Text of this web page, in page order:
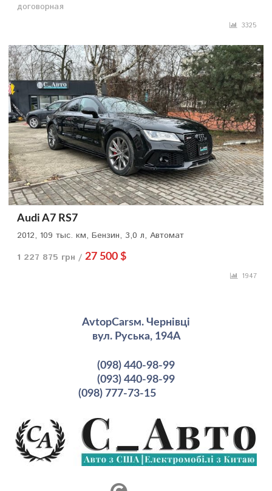
договорная
3325
Audi A7 RS7
2012, 109 тыс. км, Бензин, 3,0 л, Автомат
1 227 875 грн / 27 500 $
1947
AvtopCarsм. Чернівці
вул. Руська, 194А
(098) 440-98-99
(093) 440-98-99
(098) 777-73-15рмация